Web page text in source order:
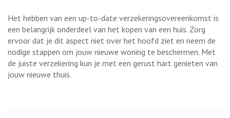
Het hebben van een up-to-date verzekeringsovereenkomst is
een belangrijk onderdeel van het kopen van een huis. Zorg
ervoor dat je dit aspect niet over het hoofd ziet en neem de
nodige stappen om jouw nieuwe woning te beschermen. Met
de juiste verzekering kun je met een gerust hart genieten van
jouw nieuwe thuis.